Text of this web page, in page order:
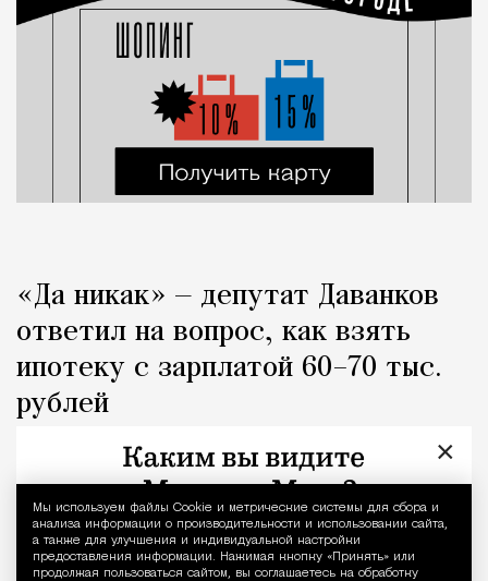
Уведомление
Мы используем файлы Сookie и метрические системы для сбора и
анализа информации о производительности и использовании сайта,
а также для улучшения и индивидуальной настройки
предоставления информации. Нажимая кнопку «Принять» или
продолжая пользоваться сайтом, вы соглашаетесь на обработку
«Да никак» — депутат Даванков
ответил на вопрос, как взять
ипотеку с зарплатой 60–70 тыс.
рублей
Кирилл Романов ×